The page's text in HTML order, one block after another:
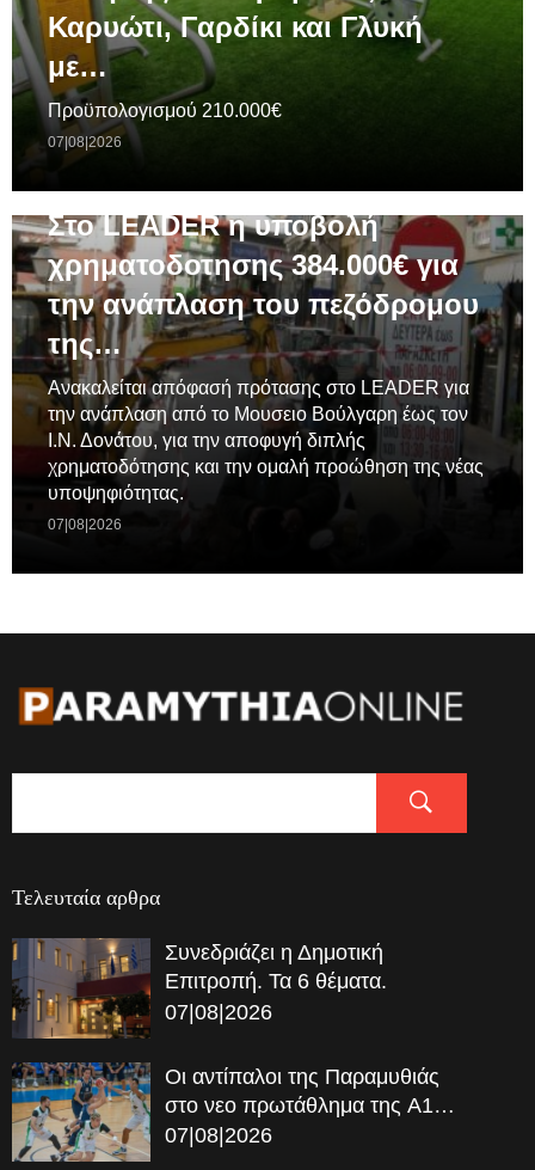
Καρυώτι, Γαρδίκι και Γλυκή
με…
Προϋπολογισμού 210.000€
07|08|2026
Στο LEADER η υποβολή
χρηματοδοτησης 384.000€ για
την ανάπλαση του πεζόδρομου
της…
Ανακαλείται απόφασή πρότασης στο LEADER για
την ανάπλαση από το Μουσειο Βούλγαρη έως τον
Ι.Ν. Δονάτου, για την αποφυγή διπλής
χρηματοδότησης και την ομαλή προώθηση της νέας
υποψηφιότητας.
07|08|2026
Τελευταία αρθρα
Συνεδριάζει η Δημοτική
Επιτροπή. Τα 6 θέματα.
07|08|2026
Οι αντίπαλοι της Παραμυθιάς
στο νεο πρωτάθλημα της A1…
07|08|2026